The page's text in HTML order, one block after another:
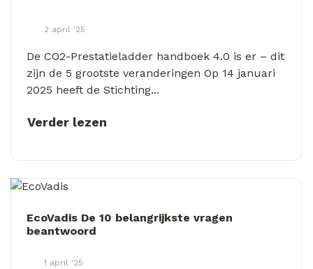
2 april '25
De CO2-Prestatieladder handboek 4.0 is er – dit
zijn de 5 grootste veranderingen Op 14 januari
2025 heeft de Stichting...
Verder lezen
EcoVadis De 10 belangrijkste vragen
beantwoord
1 april '25